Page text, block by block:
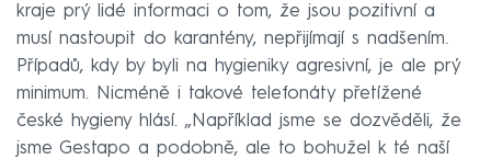
kraje prý lidé informaci o tom, že jsou pozitivní a
musí nastoupit do karantény, nepřijímají s nadšením.
Případů, kdy by byli na hygieniky agresivní, je ale prý
minimum. Nicméně i takové telefonáty přetížené
české hygieny hlásí. „Například jsme se dozvěděli, že
jsme Gestapo a podobně, ale to bohužel k té naší